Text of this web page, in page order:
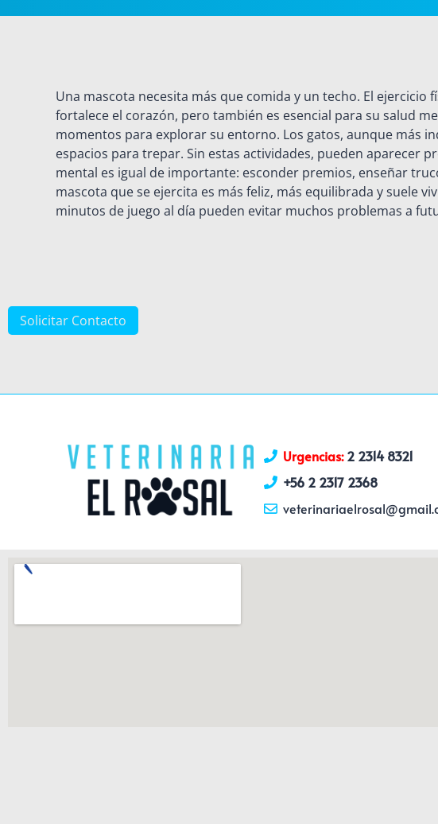
Una mascota necesita más que comida y un techo. El
fortalece el corazón, pero también es esencial para su salud
momentos para explorar su entorno. Los gatos, aunque más
espacios para trepar. Sin estas actividades, pueden aparecer
mental es igual de importante: esconder premios, enseñar
mascota que se ejercita es más feliz, más equilibrada y suele
minutos de juego al día pueden evitar muchos problemas a
Solicitar Contacto
Urgencias:2 2314 8321
+56 2 2317 2368